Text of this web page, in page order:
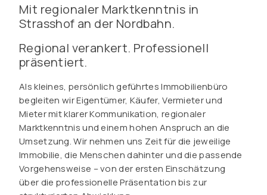
Mit regionaler Marktkenntnis in
Strasshof an der Nordbahn.
Regional verankert. Professionell
präsentiert.
Als kleines, persönlich geführtes Immobilienbüro
begleiten wir Eigentümer, Käufer, Vermieter und
Mieter mit klarer Kommunikation, regionaler
Marktkenntnis und einem hohen Anspruch an die
Umsetzung. Wir nehmen uns Zeit für die jeweilige
Immobilie, die Menschen dahinter und die passende
Vorgehensweise – von der ersten Einschätzung
über die professionelle Präsentation bis zur